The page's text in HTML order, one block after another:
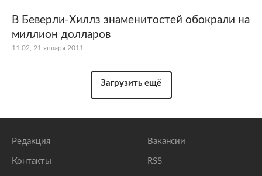
В Беверли-Хиллз знаменитостей обокрали на
миллион долларов
11:02, 21 января 2011
Загрузить ещё
Редакция
Контакты
Вакансии
RSS